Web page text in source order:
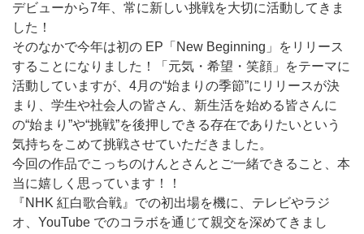
デビューから7年、常に新しい挑戦を大切に活動してきま
した！
そのなかで今年は初の EP「New Beginning」をリリース
することになりました！「元気・希望・笑顔」をテーマに
活動していますが、4月の“始まりの季節”にリリースが決
まり、学生や社会人の皆さん、新生活を始める皆さんに
の“始まり”や“挑戦”を後押しできる存在でありたいという
気持ちをこめて挑戦させていただきました。
今回の作品でこっちのけんとさんとご一緒できること、本
当に嬉しく思っています！！
『NHK 紅白歌合戦』での初出場を機に、テレビやラジ
オ、YouTube でのコラボを通じて親交を深めてきまし